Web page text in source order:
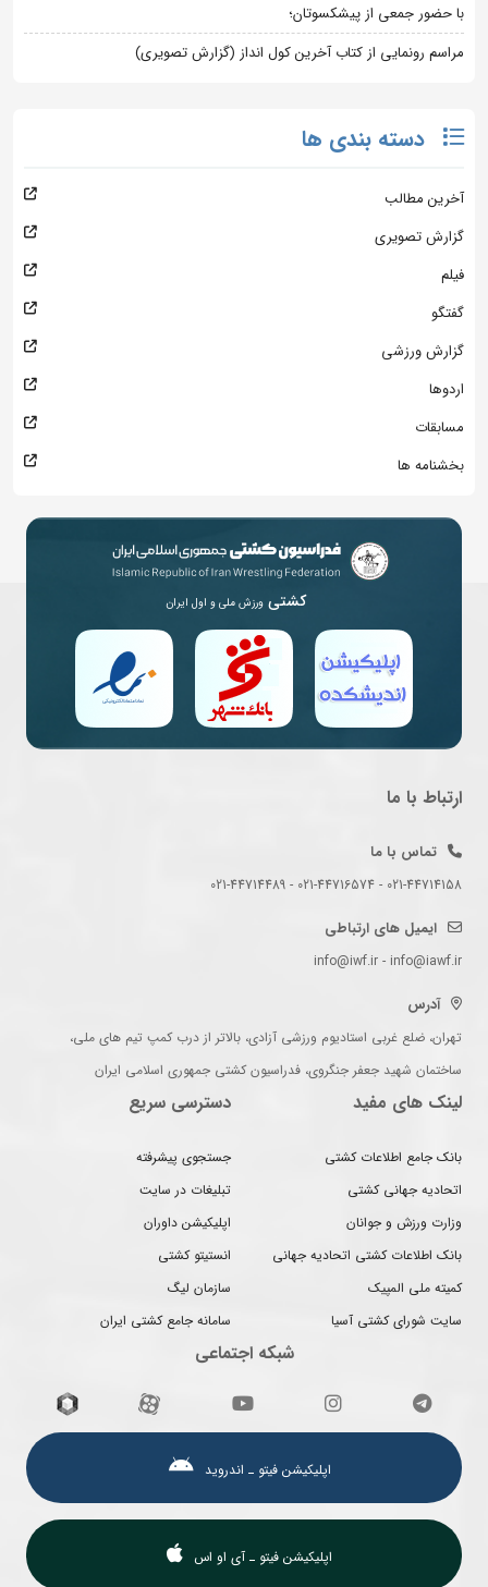
با حضور جمعی از پیشکسوتان؛
مراسم رونمایی از کتاب آخرین کول انداز (گزارش تصویری)
دسته بندی ها
آخرین مطالب
گزارش تصویری
فیلم
گفتگو
گزارش ورزشی
اردوها
مسابقات
بخشنامه ها
کشتی ورزش ملی و اول ایران
ارتباط با ما
تماس با ما
021-44714158 - 021-44716574 - 021-44714489
ایمیل های ارتباطی
info@iwf.ir - info@iawf.ir
آدرس
تهران، ضلع غربی استادیوم ورزشی آزادی، بالاتر از درب کمپ تیم های ملی،
ساختمان شهید جعفر جنگروی، فدراسیون کشتی جمهوری اسلامی ایران
لینک های مفید
بانک جامع اطلاعات کشتی
اتحادیه جهانی کشتی
وزارت ورزش و جوانان
بانک اطلاعات کشتی اتحادیه جهانی
کمیته ملی المپیک
سایت شورای کشتی آسیا
دسترسی سریع
جستجوی پیشرفته
تبلیغات در سایت
اپلیکیشن داوران
انستیتو کشتی
سازمان لیگ
سامانه جامع کشتی ایران
شبکه اجتماعی
اپلیکیشن فیتو ـ اندروید
اپلیکیشن فیتو ـ آی او اس